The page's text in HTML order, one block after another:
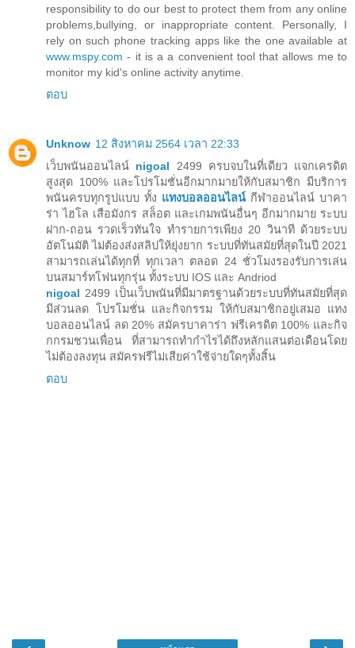
responsibility to do our best to protect them from any online
problems,bullying, or inappropriate content. Personally, I
rely on such phone tracking apps like the one available at
www.mspy.com - it is a a convenient tool that allows me to
monitor my kid's online activity anytime.
ตอบ
Unknow 12 สิงหาคม 2564 เวลา 22:33
เว็บพนันออนไลน์ nigoal 2499 ครบจบในที่เดียว แจกเครดิต
สูงสุด 100% และโปรโมชั่นอีกมากมายให้กับสมาชิก มีบริการ
พนันครบทุกรูปแบบ ทั้ง แทงบอลออนไลน์ กีฬาออนไลน์ บาคา
ร่า ไฮโล เสือมังกร สล็อต และเกมพนันอื่นๆ อีกมากมาย ระบบ
ฝาก-ถอน รวดเร็วทันใจ ทำรายการเพียง 20 วินาที ด้วยระบบ
อัตโนมัติ ไม่ต้องส่งสลิปให้ยุ่งยาก ระบบที่ทันสมัยที่สุดในปี 2021
สามารถเล่นได้ทุกที่ ทุกเวลา ตลอด 24 ชั่วโมงรองรับการเล่น
บนสมาร์ทโฟนทุกรุ่น ทั้งระบบ IOS และ Andriod
nigoal 2499 เป็นเว็บพนันที่มีมาตรฐานด้วยระบบที่ทันสมัยที่สุด
มีส่วนลด โปรโมชั่น และกิจกรรม ให้กับสมาชิกอยู่เสมอ แทง
บอลออนไลน์ ลด 20% สมัครบาคาร่า ฟรีเครดิต 100% และกิจ
กกรมชวนเพื่อน ที่สามารถทำกำไรได้ถึงหลักแสนต่อเดือนโดย
ไม่ต้องลงทุน สมัครฟรีไม่เสียค่าใช้จ่ายใดๆทั้งสิ้น
ตอบ